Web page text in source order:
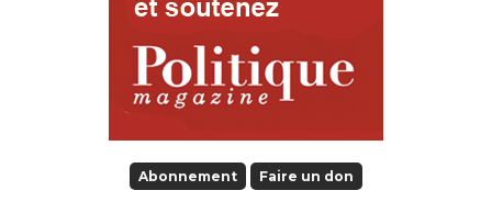
Abonnement Faire un don